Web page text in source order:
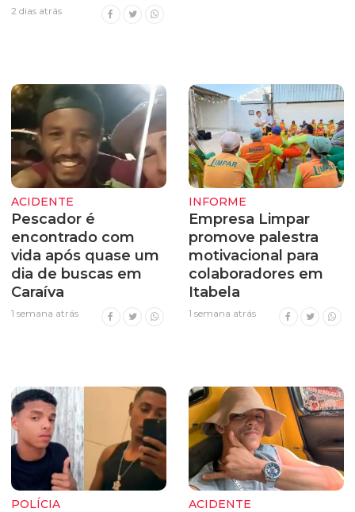
2 dias atrás
ACIDENTE
Pescador é
encontrado com
vida após quase um
dia de buscas em
Caraíva
1 semana atrás
INFORME
Empresa Limpar
promove palestra
motivacional para
colaboradores em
Itabela
1 semana atrás
POLÍCIA ACIDENTE